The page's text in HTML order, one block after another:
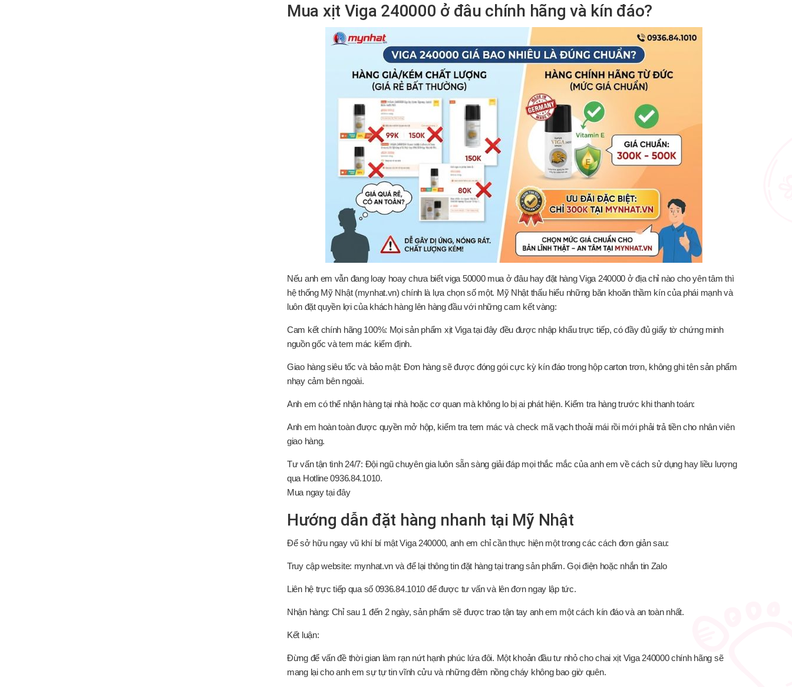
Mua xịt Viga 240000 ở đâu chính hãng và kín đáo?
Nếu anh em vẫn đang loay hoay chưa biết viga 50000 mua ở đâu hay đặt hàng Viga 240000 ở địa chỉ nào cho yên tâm thì
hệ thống Mỹ Nhật (mynhat.vn) chính là lựa chọn số một. Mỹ Nhật thấu hiểu những băn khoăn thầm kín của phái mạnh và
luôn đặt quyền lợi của khách hàng lên hàng đầu với những cam kết vàng:
Cam kết chính hãng 100%: Mọi sản phẩm xịt Viga tại đây đều được nhập khẩu trực tiếp, có đầy đủ giấy tờ chứng minh
nguồn gốc và tem mác kiểm định.
Giao hàng siêu tốc và bảo mật: Đơn hàng sẽ được đóng gói cực kỳ kín đáo trong hộp carton trơn, không ghi tên sản phẩm
nhạy cảm bên ngoài.
Anh em có thể nhận hàng tại nhà hoặc cơ quan mà không lo bị ai phát hiện. Kiểm tra hàng trước khi thanh toán:
Anh em hoàn toàn được quyền mở hộp, kiểm tra tem mác và check mã vạch thoải mái rồi mới phải trả tiền cho nhân viên
giao hàng.
Tư vấn tận tình 24/7: Đội ngũ chuyên gia luôn sẵn sàng giải đáp mọi thắc mắc của anh em về cách sử dụng hay liều lượng
qua Hotline 0936.84.1010.
Mua ngaytại đây
Hướng dẫn đặt hàng nhanh tại Mỹ Nhật
Để sở hữu ngay vũ khí bí mật Viga 240000, anh em chỉ cần thực hiện một trong các cách đơn giản sau:
Truy cập website: mynhat.vn và để lại thông tin đặt hàng tại trang sản phẩm. Gọi điện hoặc nhắn tin Zalo
Liên hệ trực tiếp qua số 0936.84.1010 để được tư vấn và lên đơn ngay lập tức.
Nhận hàng: Chỉ sau 1 đến 2 ngày, sản phẩm sẽ được trao tận tay anh em một cách kín đáo và an toàn nhất.
Kết luận:
Đừng để vấn đề thời gian làm rạn nứt hạnh phúc lứa đôi. Một khoản đầu tư nhỏ cho chai xịt Viga 240000 chính hãng sẽ
mang lại cho anh em sự tự tin vĩnh cửu và những đêm nồng cháy không bao giờ quên.